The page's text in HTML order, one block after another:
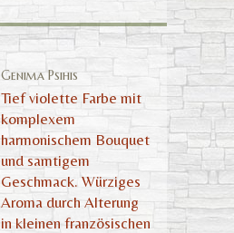
Genima Psihis
Tief violette Farbe mit
komplexem
harmonischem Bouquet
und samtigem
Geschmack. Würziges
Aroma durch Alterung
in kleinen französischen